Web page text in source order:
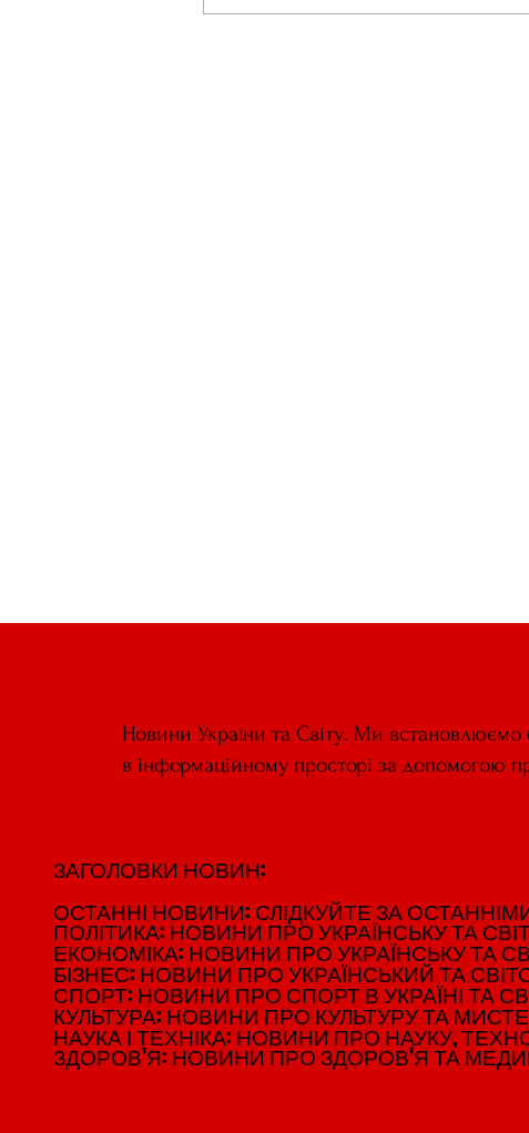
Новини України та Світу. Ми встановлюємо
в інформаційному просторі за допомогою
ЗАГОЛОВКИ НОВИН:
ОСТАННІ НОВИНИ: СЛІДКУЙТЕ ЗА ОСТАННІМИ
ПОЛІТИКА: НОВИНИ ПРО УКРАЇНСЬКУ ТА
ЕКОНОМІКА: НОВИНИ ПРО УКРАЇНСЬКУ ТА
БІЗНЕС: НОВИНИ ПРО УКРАЇНСЬКИЙ ТА
СПОРТ: НОВИНИ ПРО СПОРТ В УКРАЇНІ ТА
КУЛЬТУРА: НОВИНИ ПРО КУЛЬТУРУ ТА
НАУКА І ТЕХНІКА: НОВИНИ ПРО НАУКУ,
ЗДОРОВ'Я: НОВИНИ ПРО ЗДОРОВ'Я ТА
ЗАГОЛОВКИ НОВИН:
ОСТАННІ НОВИНИ: СЛІДКУЙТЕ ЗА ОСТАННІМИ
ПОЛІТИКА: НОВИНИ ПРО УКРАЇНСЬКУ ТА
ЕКОНОМІКА: НОВИНИ ПРО УКРАЇНСЬКУ ТА
БІЗНЕС: НОВИНИ ПРО УКРАЇНСЬКИЙ ТА
СПОРТ: НОВИНИ ПРО СПОРТ В УКРАЇНІ ТА
КУЛЬТУРА: НОВИНИ ПРО КУЛЬТУРУ ТА
НАУКА І ТЕХНІКА: НОВИНИ ПРО НАУКУ,
ЗДОРОВ'Я: НОВИНИ ПРО ЗДОРОВ'Я ТА